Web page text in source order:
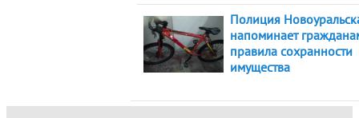
Полиция
напоминает
правила сохранности
имущества